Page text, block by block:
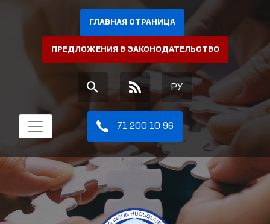
ГЛАВНАЯ СТРАНИЦА
ПРЕДЛОЖЕНИЯ В ЗАКОНОДАТЕЛЬСТВО
РУ
71 200 10 96